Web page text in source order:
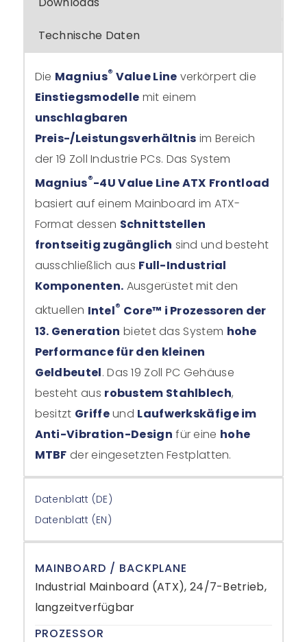
Technische Daten
Die Magnius® Value Line verkörpert die
Einstiegsmodelle mit einem
unschlagbaren
Preis-/Leistungsverhältnis im Bereich
der 19 Zoll Industrie PCs. Das System
Magnius®-4U Value Line ATX Frontload
basiert auf einem Mainboard im ATX-
Format dessen Schnittstellen
frontseitig zugänglich sind und besteht
ausschließlich aus Full-Industrial
Komponenten. Ausgerüstet mit den
aktuellen Intel® Core™ i Prozessoren der
13. Generation bietet das System hohe
Performance für den kleinen
Geldbeutel. Das 19 Zoll PC Gehäuse
besteht aus robustem Stahlblech,
besitzt Griffeund Laufwerkskäfige im
Anti-Vibration-Design für eine hohe
MTBF der eingesetzten Festplatten.
Datenblatt (DE)
Datenblatt (EN)
MAINBOARD / BACKPLANE
Industrial Mainboard (ATX), 24/7-Betrieb,
langzeitverfügbar
PROZESSOR